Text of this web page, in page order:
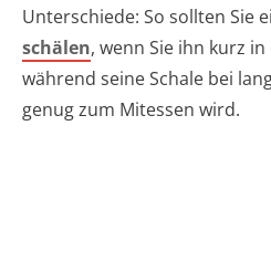
Unterschiede: So sollten Sie
schälen, wenn Sie ihn kurz
während seine Schale bei
genug zum Mitessen wird.